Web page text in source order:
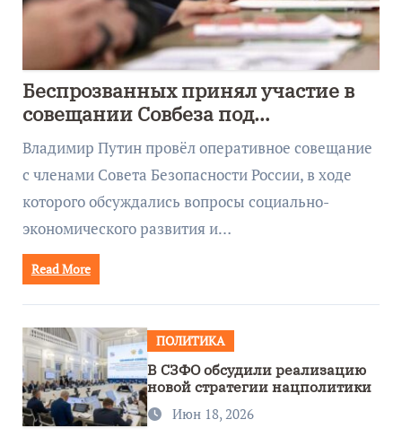
Беспрозванных принял участие в
совещании Совбеза под
руководством Путина
Владимир Путин провёл оперативное совещание
с членами Совета Безопасности России, в ходе
которого обсуждались вопросы социально-
экономического развития и…
Read More
ПОЛИТИКА
В СЗФО обсудили реализацию
новой стратегии нацполитики
Июн 18, 2026